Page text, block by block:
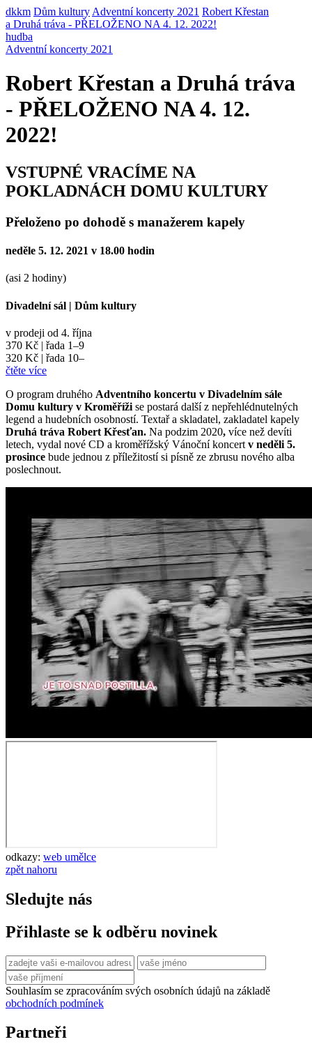
dkkm Dům kultury Adventní koncerty 2021 Robert Křestan
a Druhá tráva - PŘELOŽENO NA 4. 12. 2022!
hudba
Adventní koncerty 2021
Robert Křestan a Druhá tráva
- PŘELOŽENO NA 4. 12.
2022!
VSTUPNÉ VRACÍME NA
POKLADNÁCH DOMU KULTURY
Přeloženo po dohodě s manažerem kapely
neděle 5. 12. 2021 v 18.00 hodin
(asi 2 hodiny)
Divadelní sál | Dům kultury
v prodeji od 4. října
370 Kč | řada 1–9
320 Kč | řada 10–
čtěte více
O program druhého Adventního koncertu v Divadelním sále
Domu kultury v Kroměříži se postará další z nepřehlédnutelných
legend a hudebních osobností. Textař a skladatel, zakladatel kapely
Druhá tráva Robert Křesťan. Na podzim 2020, více než devíti
letech, vydal nové CD a kroměřížský Vánoční koncert v neděli 5.
prosince bude jednou z příležitostí si písně ze zbrusu nového alba
poslechnout.
odkazy: web umělce
zpět nahoru
Sledujte nás
Přihlaste se k odběru novinek
Souhlasím se zpracováním svých osobních údajů na základě
obchodních podmínek
Partneři